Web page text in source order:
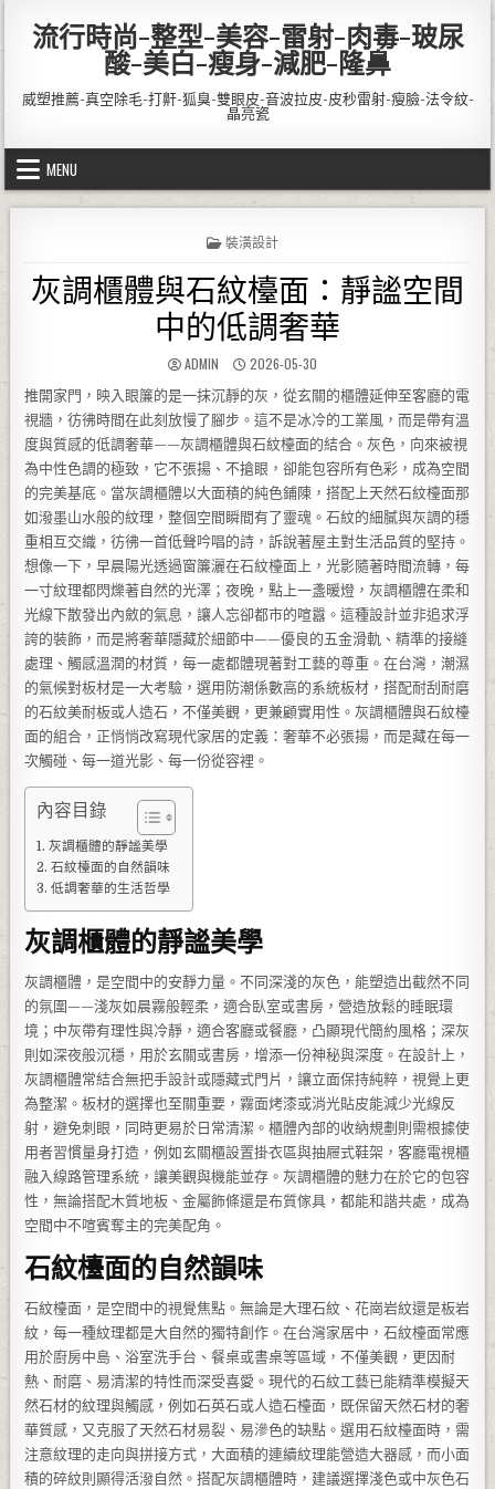
流行時尚-整型-美容-雷射-肉毒-玻尿
酸-美白-瘦身-減肥-隆鼻
威塑推薦-真空除毛-打鼾-狐臭-雙眼皮-音波拉皮-皮秒雷射-瘦臉-法令紋-
晶亮瓷
MENU
POSTED IN
裝潢設計
灰調櫃體與石紋檯面：靜謐空間
中的低調奢華
AUTHOR:
ADMIN PUBLISHED DATE:
2026-05-30
推開家門，映入眼簾的是一抹沉靜的灰，從玄關的櫃體延伸至客廳的電
視牆，彷彿時間在此刻放慢了腳步。這不是冰冷的工業風，而是帶有溫
度與質感的低調奢華——灰調櫃體與石紋檯面的結合。灰色，向來被視
為中性色調的極致，它不張揚、不搶眼，卻能包容所有色彩，成為空間
的完美基底。當灰調櫃體以大面積的純色鋪陳，搭配上天然石紋檯面那
如潑墨山水般的紋理，整個空間瞬間有了靈魂。石紋的細膩與灰調的穩
重相互交織，彷彿一首低聲吟唱的詩，訴說著屋主對生活品質的堅持。
想像一下，早晨陽光透過窗簾灑在石紋檯面上，光影隨著時間流轉，每
一寸紋理都閃爍著自然的光澤；夜晚，點上一盞暖燈，灰調櫃體在柔和
光線下散發出內斂的氣息，讓人忘卻都市的喧囂。這種設計並非追求浮
誇的裝飾，而是將奢華隱藏於細節中——優良的五金滑軌、精準的接縫
處理、觸感溫潤的材質，每一處都體現著對工藝的尊重。在台灣，潮濕
的氣候對板材是一大考驗，選用防潮係數高的系統板材，搭配耐刮耐磨
的石紋美耐板或人造石，不僅美觀，更兼顧實用性。灰調櫃體與石紋檯
面的組合，正悄悄改寫現代家居的定義：奢華不必張揚，而是藏在每一
次觸碰、每一道光影、每一份從容裡。
內容目錄
灰調櫃體的靜謐美學
石紋檯面的自然韻味
低調奢華的生活哲學
灰調櫃體的靜謐美學
灰調櫃體，是空間中的安靜力量。不同深淺的灰色，能塑造出截然不同
的氛圍——淺灰如晨霧般輕柔，適合臥室或書房，營造放鬆的睡眠環
境；中灰帶有理性與冷靜，適合客廳或餐廳，凸顯現代簡約風格；深灰
則如深夜般沉穩，用於玄關或書房，增添一份神秘與深度。在設計上，
灰調櫃體常結合無把手設計或隱藏式門片，讓立面保持純粹，視覺上更
為整潔。板材的選擇也至關重要，霧面烤漆或消光貼皮能減少光線反
射，避免刺眼，同時更易於日常清潔。櫃體內部的收納規劃則需根據使
用者習慣量身打造，例如玄關櫃設置掛衣區與抽屜式鞋架，客廳電視櫃
融入線路管理系統，讓美觀與機能並存。灰調櫃體的魅力在於它的包容
性，無論搭配木質地板、金屬飾條還是布質傢具，都能和諧共處，成為
空間中不喧賓奪主的完美配角。
石紋檯面的自然韻味
石紋檯面，是空間中的視覺焦點。無論是大理石紋、花崗岩紋還是板岩
紋，每一種紋理都是大自然的獨特創作。在台灣家居中，石紋檯面常應
用於廚房中島、浴室洗手台、餐桌或書桌等區域，不僅美觀，更因耐
熱、耐磨、易清潔的特性而深受喜愛。現代的石紋工藝已能精準模擬天
然石材的紋理與觸感，例如石英石或人造石檯面，既保留天然石材的奢
華質感，又克服了天然石材易裂、易滲色的缺點。選用石紋檯面時，需
注意紋理的走向與拼接方式，大面積的連續紋理能營造大器感，而小面
積的碎紋則顯得活潑自然。搭配灰調櫃體時，建議選擇淺色或中灰色石